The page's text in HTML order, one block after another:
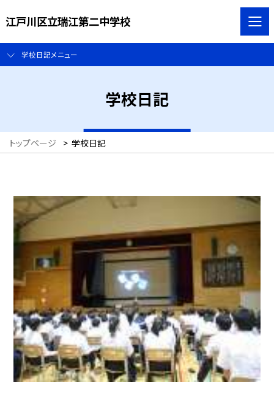
江戸川区立瑞江第二中学校
学校日記メニュー
学校日記
トップページ > 学校日記